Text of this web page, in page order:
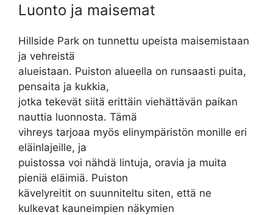
Luonto ja maisemat
Hillside Park on tunnettu upeista maisemistaan
ja vehreistä
alueistaan. Puiston alueella on runsaasti puita,
pensaita ja kukkia,
jotka tekevät siitä erittäin viehättävän paikan
nauttia luonnosta. Tämä
vihreys tarjoaa myös elinympäristön monille eri
eläinlajeille, ja
puistossa voi nähdä lintuja, oravia ja muita
pieniä eläimiä. Puiston
kävelyreitit on suunniteltu siten, että ne
kulkevat kauneimpien näkymien